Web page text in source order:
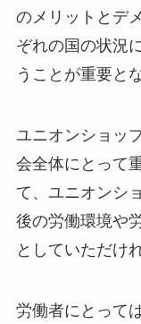
のメリットとデ
ぞれの国の状況
うことが重要と
ユニオンショッ
会全体にとって
て、ユニオンシ
後の労働環境や
としていただけ
労働者にとって